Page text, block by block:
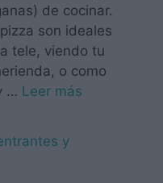
de cocinar.
son ideales
tele, viendo tu
o como
… Leer más
y